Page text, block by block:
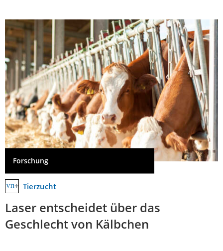
Forschung
Tierzucht
Laser entscheidet über das
Geschlecht von Kälbchen